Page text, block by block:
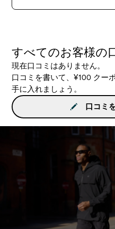
すべてのお客様の
現在口コミはありません。
口コミを書いて、¥100 クー
手に入れましょう。
口コミ